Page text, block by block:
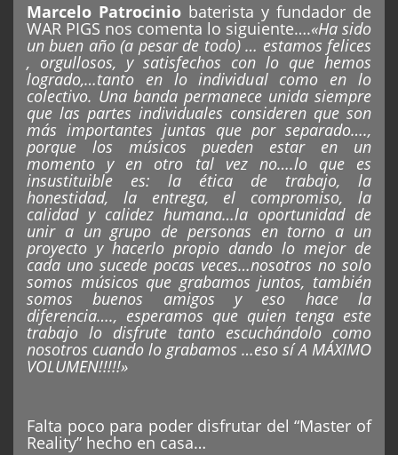
Marcelo Patrocinio baterista y fundador de
WAR PIGS nos comenta lo siguiente….«Ha sido
un buen año (a pesar de todo) … estamos felices
, orgullosos, y satisfechos con lo que hemos
logrado,…tanto en lo individual como en lo
colectivo. Una banda permanece unida siempre
que las partes individuales consideren que son
más importantes juntas que por separado….,
porque los músicos pueden estar en un
momento y en otro tal vez no….lo que es
insustituible es: la ética de trabajo, la
honestidad, la entrega, el compromiso, la
calidad y calidez humana…la oportunidad de
unir a un grupo de personas en torno a un
proyecto y hacerlo propio dando lo mejor de
cada uno sucede pocas veces…nosotros no solo
somos músicos que grabamos juntos, también
somos buenos amigos y eso hace la
diferencia…., esperamos que quien tenga este
trabajo lo disfrute tanto escuchándolo como
nosotros cuando lo grabamos …eso sí A MÁXIMO
VOLUMEN!!!!!»
Falta poco para poder disfrutar del “Master of
Reality” hecho en casa…